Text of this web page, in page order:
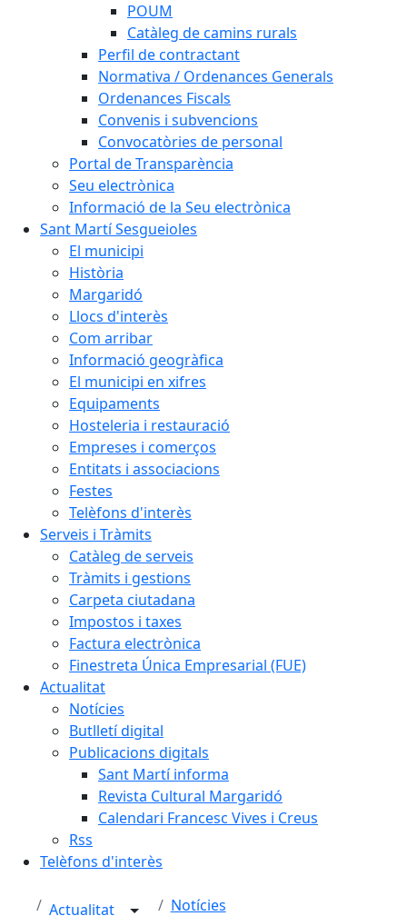
POUM
Catàleg de camins rurals
Perfil de contractant
Normativa / Ordenances Generals
Ordenances Fiscals
Convenis i subvencions
Convocatòries de personal
Portal de Transparència
Seu electrònica
Informació de la Seu electrònica
Sant Martí Sesgueioles
El municipi
Història
Margaridó
Llocs d'interès
Com arribar
Informació geogràfica
El municipi en xifres
Equipaments
Hosteleria i restauració
Empreses i comerços
Entitats i associacions
Festes
Telèfons d'interès
Serveis i Tràmits
Catàleg de serveis
Tràmits i gestions
Carpeta ciutadana
Impostos i taxes
Factura electrònica
Finestreta Única Empresarial (FUE)
Actualitat
Notícies
Butlletí digital
Publicacions digitals
Sant Martí informa
Revista Cultural Margaridó
Calendari Francesc Vives i Creus
Rss
Telèfons d'interès
Actualitat Notícies